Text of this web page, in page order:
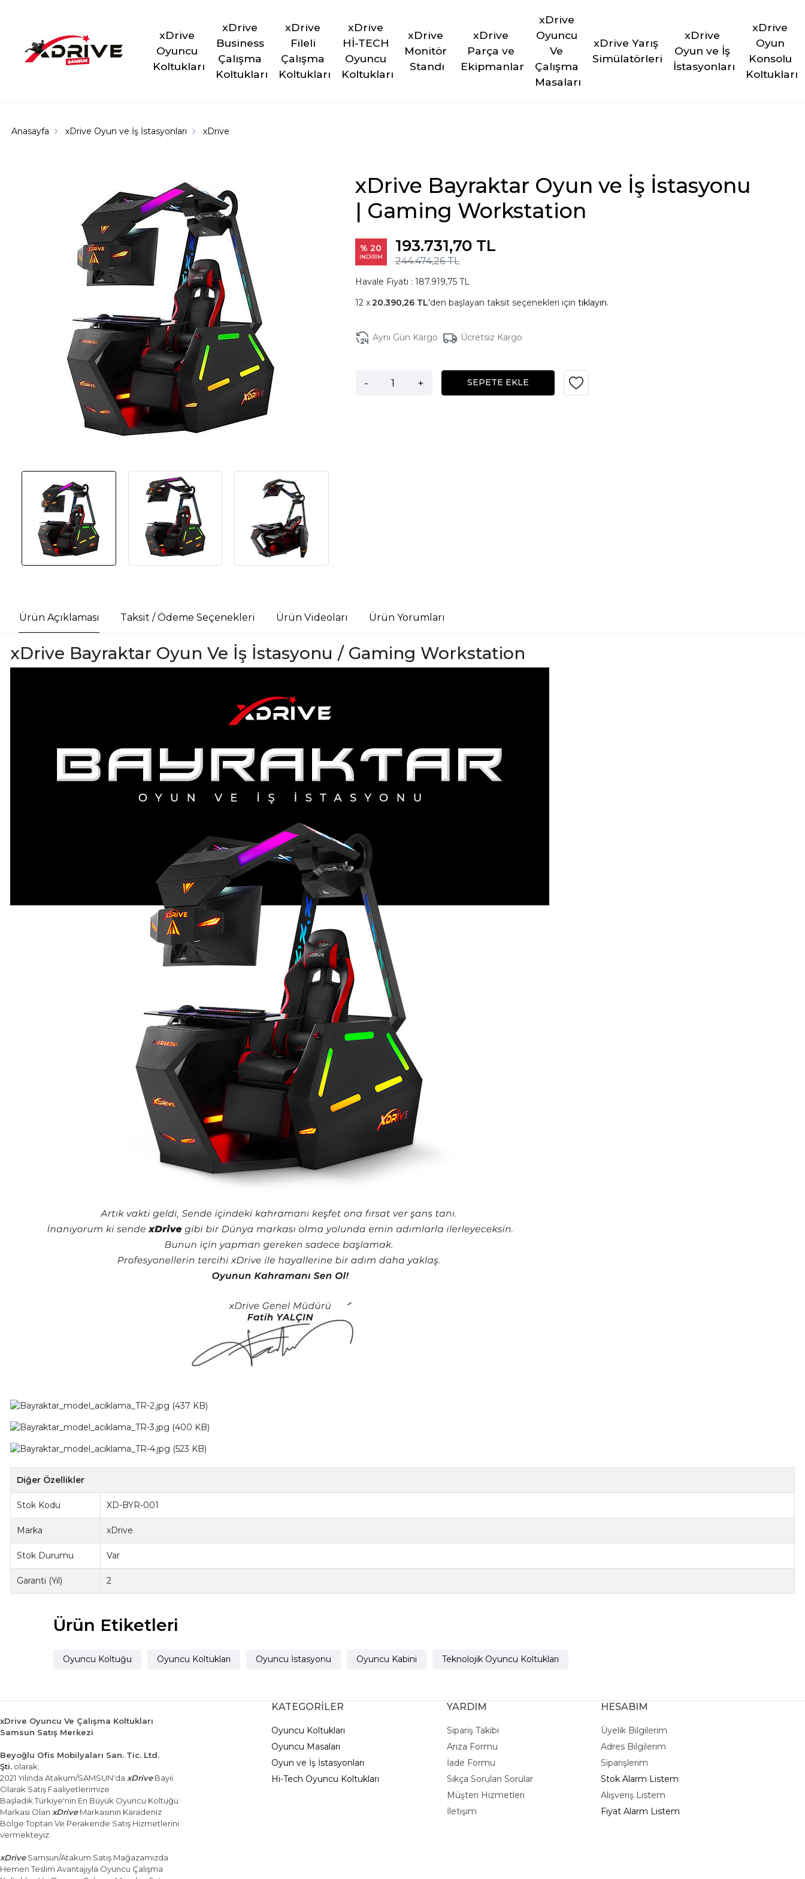
xDrive
Oyuncu
Koltukları
xDrive
Business
Çalışma
Koltukları
xDrive
Fileli
Çalışma
Koltukları
xDrive
Hİ-TECH
Oyuncu
Koltukları
xDrive
Monitör
Standı
xDrive
Parça ve
Ekipmanlar
xDrive
Oyuncu
Ve
Çalışma
Masaları
xDrive Yarış
Simülatörleri
xDrive
Oyun ve İş
İstasyonları
xDrive
Oyun
Konsolu
Koltukları
Anasayfa xDrive Oyun ve İş İstasyonları xDrive
xDrive Bayraktar Oyun ve İş İstasyonu
| Gaming Workstation
% 20
İNDİRİM 244.474,26 TL
193.731,70 TL
Havale Fiyatı : 187.919,75 TL
20.390,26 TL'den başlayan taksit seçenekleri için tıklayın.
Aynı Gün Kargo Ücretsiz Kargo
- + SEPETE EKLE
Ürün Açıklaması Taksit / Ödeme Seçenekleri Ürün Videoları Ürün Yorumları
xDrive Bayraktar Oyun Ve İş İstasyonu / Gaming Workstation
Diğer Özellikler
Stok Kodu XD-BYR-001
Marka xDrive
Stok Durumu Var
Garanti (Yıl) 2
Ürün Etiketleri
Oyuncu Koltuğu Oyuncu Koltukları Oyuncu İstasyonu Oyuncu Kabini Teknolojik Oyuncu Koltukları
xDrive Oyuncu Ve Çalışma Koltukları
Samsun Satış Merkezi
Beyoğlu Ofis Mobilyaları San. Tic. Ltd.
Şti. olarak;
2021 Yılında Atakum/SAMSUN'da xDriveBayii
Olarak Satış Faaliyetlerimize
Başladık.Türkiye'nin En Büyük Oyuncu Koltuğu
Markası Olan xDriveMarkasının Karadeniz
Bölge Toptan Ve Perakende Satış Hizmetlerini
vermekteyiz.
xDriveSamsun/Atakum Satış Mağazamızda
Hemen Teslim Avantajıyla Oyuncu Çalışma
KATEGORİLER
Oyuncu Koltukları
Oyuncu Masaları
Oyun ve İş İstasyonları
Hi-Tech Oyuncu Koltukları
YARDIM
Sipariş Takibi
Arıza Formu
İade Formu
Sıkça Sorulan Sorular
Müşteri Hizmetleri
İletişim
HESABIM
Üyelik Bilgilerim
Adres Bilgilerim
Siparişlerim
Stok Alarm Listem
Alışveriş Listem
Fiyat Alarm Listem